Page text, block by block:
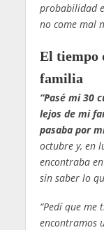
probabilidad
no come mal
El tiempo
familia
“Pasé mi 30
lejos de mi
pasaba por
octubre y, en
encontraba
sin saber lo
“Pedí que
encontramos